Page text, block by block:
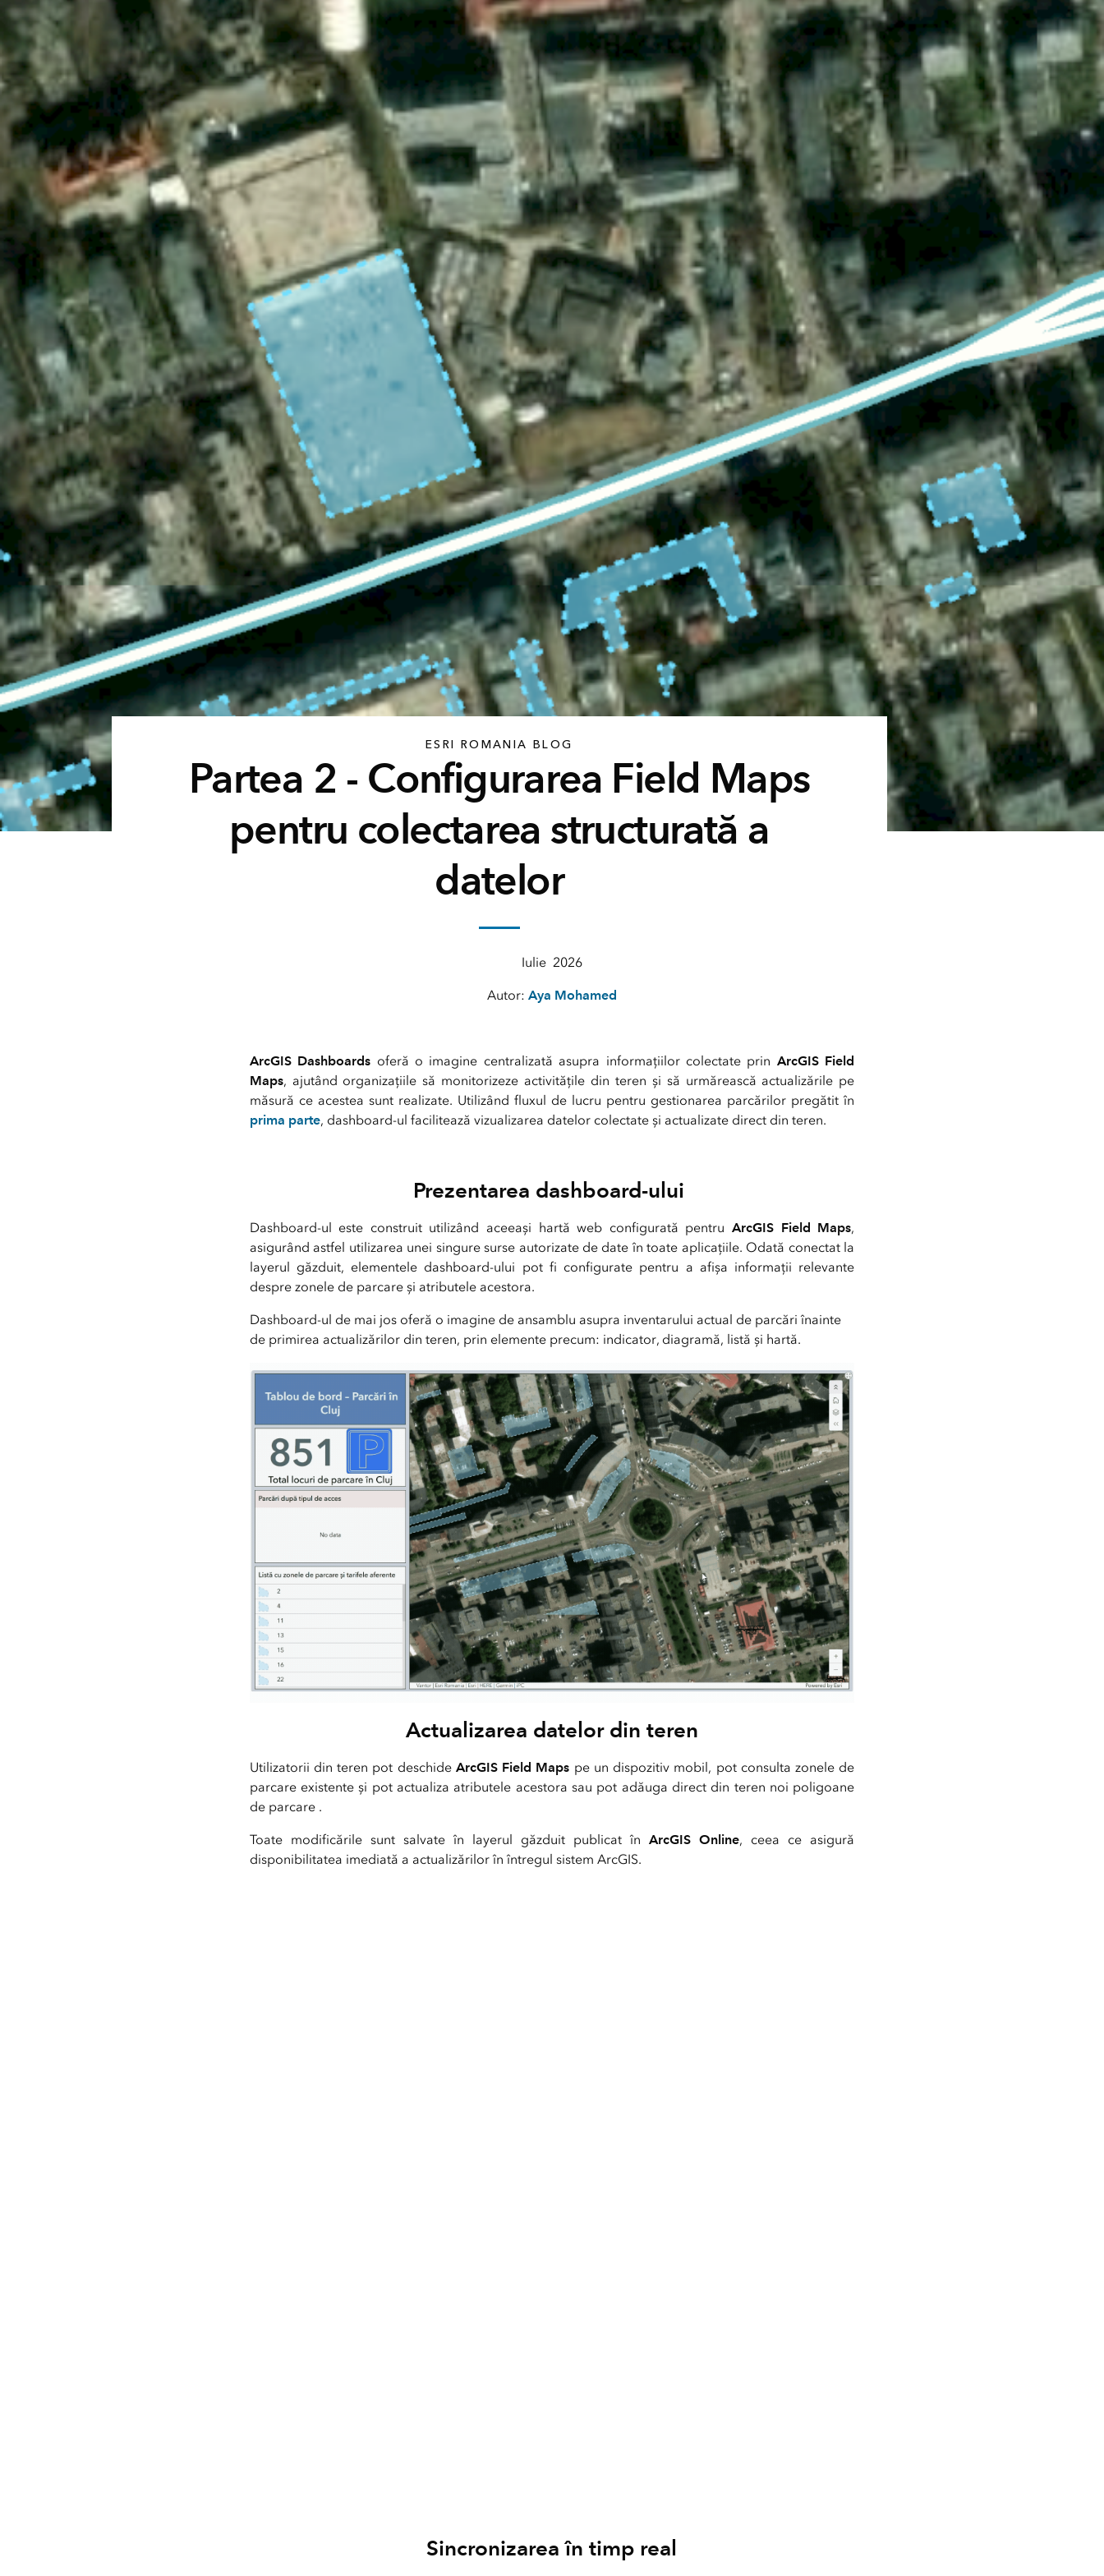
ESRI ROMANIA BLOG
Partea 2 - Configurarea Field Maps
pentru colectarea structurată a
datelor
Iulie 2026
Autor: Aya Mohamed
ArcGIS Dashboards oferă o imagine centralizată asupra informațiilor colectate prin ArcGIS Field
Maps, ajutând organizațiile să monitorizeze activitățile din teren și să urmărească actualizările pe
măsură ce acestea sunt realizate. Utilizând fluxul de lucru pentru gestionarea parcărilor pregătit în
prima parte, dashboard-ul facilitează vizualizarea datelor colectate și actualizate direct din teren.
Condițiile specifice în care apare problema
Prezentarea dashboard-ului
Dashboard-ul este construit utilizând aceeași hartă web configurată pentruArcGIS Field Maps,
asigurând astfel utilizarea unei singure surse autorizate de date în toate aplicațiile. Odată conectat la
layerul găzduit, elementele dashboard-ului pot fi configurate pentru a afișa informații relevante
despre zonele de parcare și atributele acestora.
Dashboard-ul de mai jos oferă o imagine de ansamblu asupra inventarului actual de parcări înainte
de primirea actualizărilor din teren, prin elemente precum: indicator, diagramă, listă și hartă.
Actualizarea datelor din teren
Utilizatorii din teren pot deschide ArcGIS Field Maps pe un dispozitiv mobil, pot consulta zonele de
parcare existente și pot actualiza atributele acestora sau pot adăuga direct din teren noi poligoane
de parcare .
Toate modificările sunt salvate în layerul găzduit publicat înArcGIS Online, ceea ce asigură
disponibilitatea imediată a actualizărilor în întregul sistem ArcGIS.
Sincronizarea în timp real